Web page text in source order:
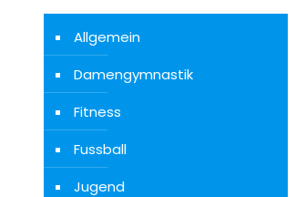
Allgemein
Damengymnastik
Fitness
Fussball
Jugend